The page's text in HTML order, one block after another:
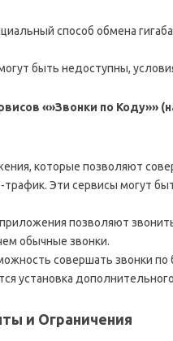
способ обмена
быть недоступны,
«»Звонки по Коду»»
которые позволяют
трафик. Эти сервисы могут
позволяют
обычные звонки.
совершать звонки по
установка
и Ограничения